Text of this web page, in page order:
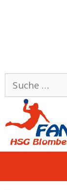
Suche
nach: